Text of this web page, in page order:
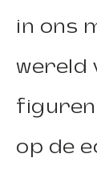
in ons
wereld
figuren
op de